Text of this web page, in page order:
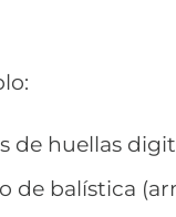
de huellas
de balística